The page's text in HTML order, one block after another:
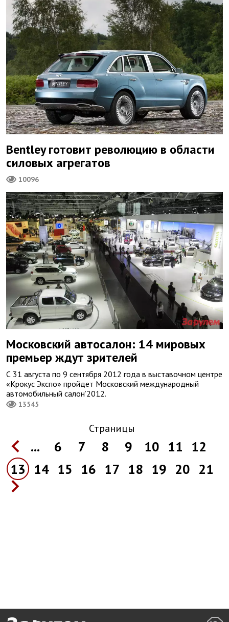
Bentley готовит революцию в области
силовых агрегатов
10096
Московский автосалон: 14 мировых
премьер ждут зрителей
С 31 августа по 9 сентября 2012 года в выставочном центре
«Крокус Экспо» пройдет Московский международный
автомобильный салон’2012.
13545
Страницы
... 6 7 8 9 10 11
12
13
14 15 16 17 18 19 20 21